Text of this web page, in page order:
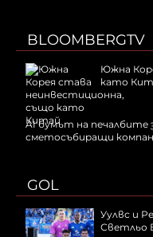
BLOOMBERGTV
Южна
като
AI бумът на печалбите
сметосъбиращи
GOL
Уулвс и
Светльо